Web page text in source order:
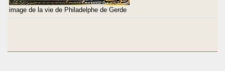
image de la vie de Philadelphe de Gerde